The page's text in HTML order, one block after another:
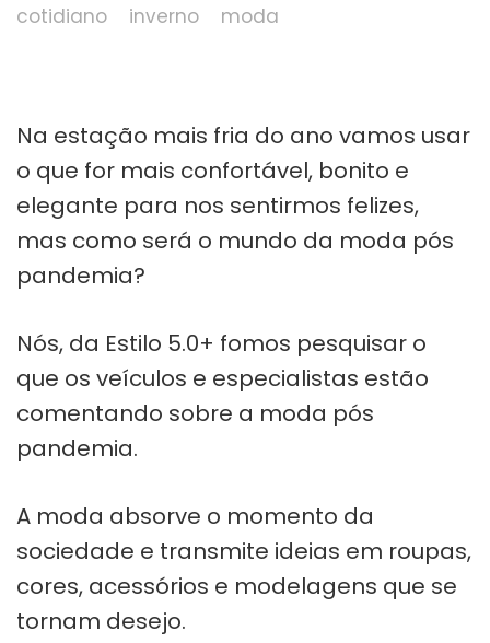
cotidiano
inverno moda
Na estação mais fria do ano vamos usar
o que for mais confortável, bonito e
elegante para nos sentirmos felizes,
mas como será o mundo da moda pós
pandemia?
Nós, da Estilo 5.0+ fomos pesquisar o
que os veículos e especialistas estão
comentando sobre a moda pós
pandemia.
A moda absorve o momento da
sociedade e transmite ideias em roupas,
cores, acessórios e modelagens que se
tornam desejo.